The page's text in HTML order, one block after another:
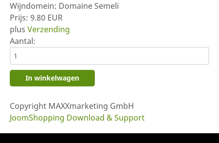
Wijndomein: Domaine Semeli
Prijs: 9.80 EUR
plus Verzending
Aantal:
Copyright MAXXmarketing GmbH
JoomShopping Download & Support